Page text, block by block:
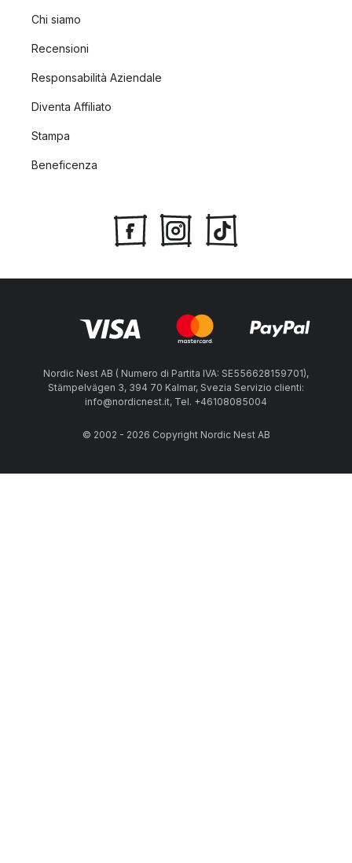
Chi siamo
Recensioni
Responsabilità Aziendale
Diventa Affiliato
Stampa
Beneficenza
Nordic Nest AB ( Numero di Partita IVA: SE556628159701),
Stämpelvägen 3, 394 70 Kalmar, Svezia Servizio clienti:
info@nordicnest.it, Tel. +46108085004
© 2002 - 2026 Copyright Nordic Nest AB